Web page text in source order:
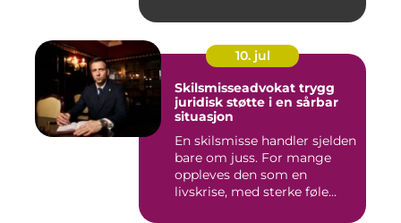
10. jul
Skilsmisseadvokat trygg
juridisk støtte i en sårbar
situasjon
En skilsmisse handler sjelden
bare om juss. For mange
oppleves den som en
livskrise, med sterke føle...